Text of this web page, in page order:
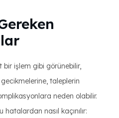
bir işlem gibi görünebilir,
taleplerin
neden olabilir.
nasıl kaçınılır: